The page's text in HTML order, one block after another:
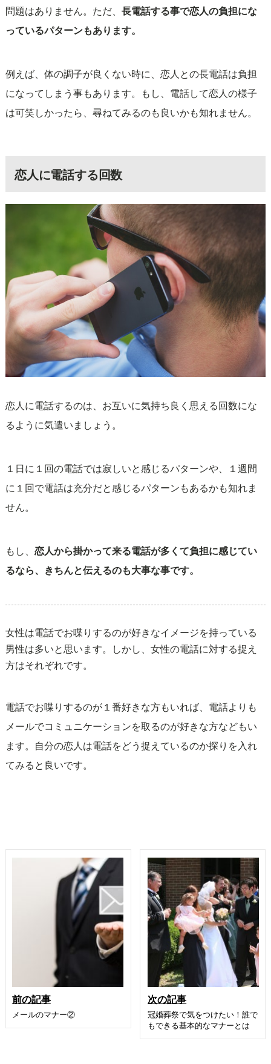
問題はありません。ただ、 長電話する事で恋人の負担にな
っているパターンもあります。
例えば、体の調子が良くない時に、恋人との長電話は負担
になってしまう事もあります。もし、電話して恋人の様子
は可笑しかったら、尋ねてみるのも良いかも知れません。
恋人に電話する回数
恋人に電話するのは、お互いに気持ち良く思える回数にな
るように気遣いましょう。
１日に１回の電話では寂しいと感じるパターンや、１週間
に１回で電話は充分だと感じるパターンもあるかも知れま
せん。
もし、 恋人から掛かって来る電話が多くて負担に感じてい
るなら、きちんと伝えるのも大事な事です。
女性は電話でお喋りするのが好きなイメージを持っている
男性は多いと思います。しかし、女性の電話に対する捉え
方はそれぞれです。
電話でお喋りするのが１番好きな方もいれば、電話よりも
メールでコミュニケーションを取るのが好きな方などもい
ます。自分の恋人は電話をどう捉えているのか探りを入れ
てみると良いです。
前の記事
メールのマナー②
次の記事
冠婚葬祭で気をつけたい！誰で
もできる基本的なマナーとは